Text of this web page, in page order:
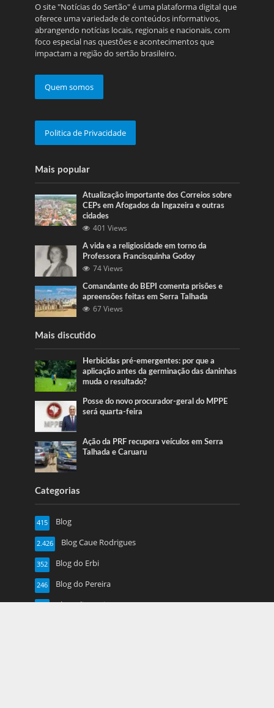
O site "Notícias do Sertão" é uma plataforma digital que
oferece uma variedade de conteúdos informativos,
abrangendo notícias locais, regionais e nacionais, com
foco especial nas questões e acontecimentos que
impactam a região do sertão brasileiro.
Quem somos
Politica de Privacidade
Mais popular
Atualização importante dos Correios sobre
CEPs em Afogados da Ingazeira e outras
cidades
401 Views
A vida e a religiosidade em torno da
Professora Francisquinha Godoy
74 Views
Comandante do BEPI comenta prisões e
apreensões feitas em Serra Talhada
67 Views
Mais discutido
Herbicidas pré-emergentes: por que a
aplicação antes da germinação das daninhas
muda o resultado?
Posse do novo procurador-geral do MPPE
será quarta-feira
Ação da PRF recupera veículos em Serra
Talhada e Caruaru
Categorias
Blog
415
Blog Caue Rodrigues
2.426
Blog do Erbi
352
Blog do Pereira
246
Blog Juliana Lima